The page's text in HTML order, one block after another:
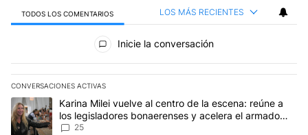
TODOS LOS COMENTARIOS LOS MÁS RECIENTES
Todos los comentarios
Inicie la conversación
CONVERSACIONES ACTIVAS
Este listado muestra los artículos con más comentarios en los
Un artículo de tendencia con el título "Karina Milei vuelve al
Karina Milei vuelve al centro de la escena: reúne a
los legisladores bonaerenses y acelera el armado
para 2027
25